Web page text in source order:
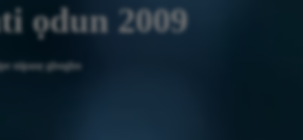
ọdun 2009
nipasẹ gbogbo